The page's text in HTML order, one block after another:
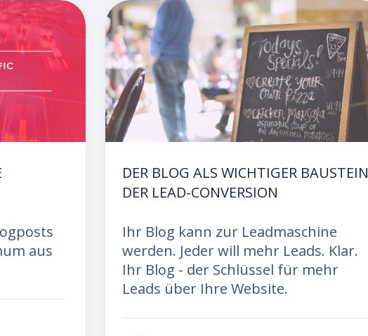
aus
DER BLOG ALS WICHTIGER BAUSTEIN
DER LEAD-CONVERSION
Ihr Blog kann zur Leadmaschine
werden. Jeder will mehr Leads. Klar.
Ihr Blog - der Schlüssel für mehr
Leads über Ihre Website.